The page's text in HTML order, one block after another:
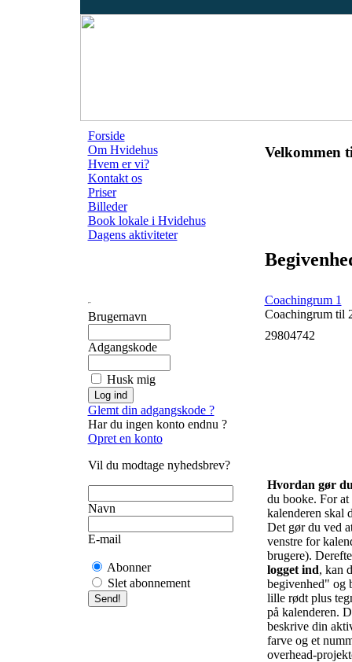
Forside
Om Hvidehus
Hvem er vi?
Kontakt os
Priser
Billeder
Book lokale i Hvidehus
Dagens aktiviteter
Brugernavn
Adgangskode
Husk mig
Glemt din adgangskode ?
Har du ingen konto endnu ?
Opret en konto
Vil du modtage nyhedsbrev?
Navn
E-mail
Abonner
Slet abonnement
Velkommen
Coachingrum 1
Coachingrum til
29804742
Hvordan gør
du booke. For
kalenderen skal
Det gør du ved
venstre for
brugere).
logget ind, kan
begivenhed" og
lille rødt plus
på kalenderen.
beskrive din
farve og et
overhead-